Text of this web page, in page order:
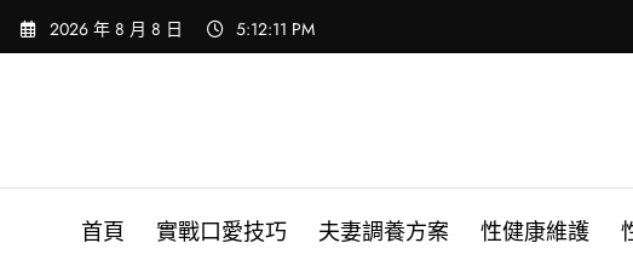
Skip
2026 年 8 月 8 日 5:12:13 PM
首頁 實戰口愛技巧 夫妻調養方案 性健康維護